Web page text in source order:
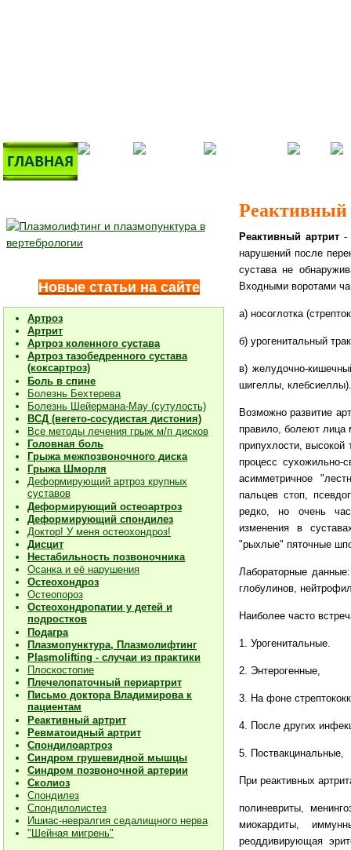
Новые статьи на сайте
Артроз
Артрит
Артроз коленного сустава
Артроз тазобедренного сустава
(коксартроз)
Боль в спине
Болезнь Бехтерева
Болезнь Шейермана-Мау (сутулость)
ВСД (вегето-сосудистая дистония)
Все методы лечения грыж м/п дисков
Головная боль
Грыжа межпозвоночного диска
Грыжа Шморля
Деформирующий артроз крупных
суставов
Деформирующий остеоартроз
Деформирующий спондилез
Доктор! У меня остеохондроз!
Дисцит
Нестабильность позвоночника
Осанка и её нарушения
Остеохондроз
Остеопороз
Остеохондропатии у детей и
подростков
Подагра
Плазмопунктура, Плазмолифтинг
Plasmolifting - случаи из практики
Плоскостопие
Плечелопаточный периартрит
Письмо доктора Владимирова к
пациентам
Реактивный артрит
Ревматоидный артрит
Спондилоартроз
Синдром грушевидной мышцы
Синдром позвоночной артерии
Сколиоз
Спондилез
Спондилолистез
Ишиас-невралгия седалищного нерва
"Шейная мигрень"
Реактивный
Реактивный артрит -
нарушений после
сустава не
Входными воротами
а) носоглотка
б) урогенитальный
в) желудочно-
шигеллы, клебсиеллы).
Возможно развитие
правило, болеют лица
припухлости, высокой
процесс сухожильно-
асимметричное
пальцев стоп,
редко, но очень
изменения в
"рыхлые" пяточные
Лабораторные
глобулинов,
Наиболее часто
1. Урогенитальные.
2. Энтерогенные,
3. На фоне
4. После других
5. Поствакцинальные,
При реактивных
полиневриты,
миокардиты,
реоддивирующая